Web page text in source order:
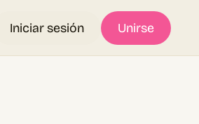
Iniciar sesión Unirse